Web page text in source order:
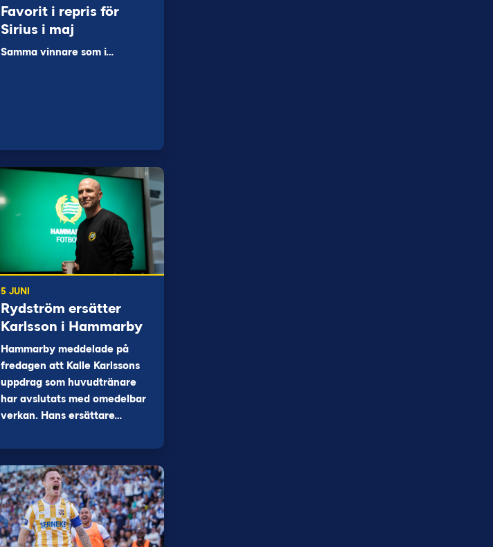
Favorit i repris för
Sirius i maj
Samma vinnare som i…
5 JUNI
Rydström ersätter
Karlsson i Hammarby
Hammarby meddelade på
fredagen att Kalle Karlssons
uppdrag som huvudtränare
har avslutats med omedelbar
verkan. Hans ersättare…